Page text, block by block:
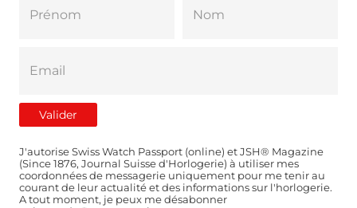
J'autorise Swiss Watch Passport (online) et JSH® Magazine
(Since 1876, Journal Suisse d'Horlogerie) à utiliser mes
coordonnées de messagerie uniquement pour me tenir au
courant de leur actualité et des informations sur l'horlogerie.
A tout moment, je peux me désabonner